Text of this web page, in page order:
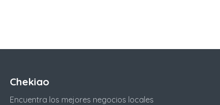
Chekiao
Encuentra los mejores negocios locales